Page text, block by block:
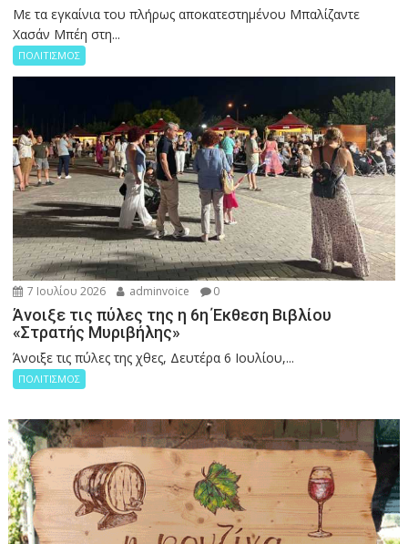
Με τα εγκαίνια του πλήρως αποκατεστημένου Μπαλίζαντε
Χασάν Μπέη στη...
ΠΟΛΙΤΙΣΜΟΣ
7 Ιουλίου 2026 adminvoice 0
Άνοιξε τις πύλες της η 6η Έκθεση Βιβλίου
«Στρατής Μυριβήλης»
Άνοιξε τις πύλες της χθες, Δευτέρα 6 Ιουλίου,...
ΠΟΛΙΤΙΣΜΟΣ